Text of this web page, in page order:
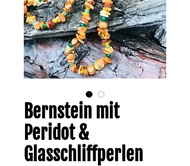
Bernstein mit
Peridot &
Glasschliffperlen